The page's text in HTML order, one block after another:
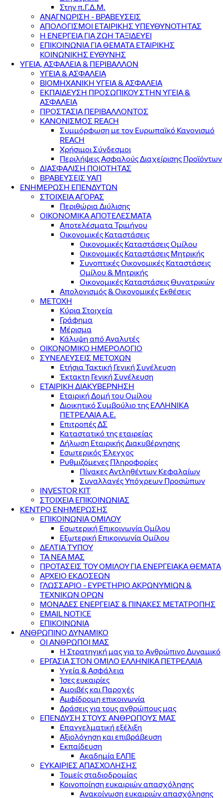
Στην π.Γ.Δ.Μ.
ΑΝΑΓΝΩΡΙΣΗ - ΒΡΑΒΕΥΣΕΙΣ
ΑΠΟΛΟΓΙΣΜΟΙ ΕΤΑΙΡΙΚΗΣ ΥΠΕΥΘΥΝΟΤΗΤΑΣ
Η ΕΝΕΡΓΕΙΑ ΓΙΑ ΖΩΗ ΤΑΞΙΔΕΥΕΙ
ΕΠΙΚΟΙΝΩΝΙΑ ΓΙΑ ΘΕΜΑΤΑ ΕΤΑΙΡΙΚΗΣ
ΚΟΙΝΩΝΙΚΗΣ ΕΥΘΥΝΗΣ
ΥΓΕΙΑ, ΑΣΦΑΛΕΙΑ & ΠΕΡΙΒΑΛΛΟΝ
ΥΓΕΙΑ & ΑΣΦΑΛΕΙΑ
ΒΙΟΜΗΧΑΝΙΚΗ ΥΓΕΙΑ & ΑΣΦΑΛΕΙΑ
ΕΚΠΑΙΔΕΥΣΗ ΠΡΟΣΩΠΙΚΟΥ ΣΤΗΝ ΥΓΕΙΑ &
ΑΣΦΑΛΕΙΑ
ΠΡΟΣΤΑΣΙΑ ΠΕΡΙΒΑΛΛΟΝΤΟΣ
ΚΑΝΟΝΙΣΜΟΣ REACH
Συμμόρφωση με τον Ευρωπαϊκό Κανονισμό
REACH
Χρήσιμοι Σύνδεσμοι
Περιλήψεις Ασφαλούς Διαχείρισης Προϊόντων
ΔΙΑΣΦΑΛΙΣΗ ΠΟΙΟΤΗΤΑΣ
ΒΡΑΒΕΥΣΕΙΣ ΥΑΠ
ΕΝΗΜΕΡΩΣΗ ΕΠΕΝΔΥΤΩΝ
ΣΤΟΙΧΕΙΑ ΑΓΟΡΑΣ
Περιθώρια Διύλισης
ΟΙΚΟΝΟΜΙΚΑ ΑΠΟΤΕΛΕΣΜΑΤΑ
Αποτελέσματα Τριμήνου
Οικονομικές Καταστάσεις
Οικονομικές Καταστάσεις Ομίλου
Οικονομικές Καταστάσεις Μητρικής
Συνοπτικές Οικονομικές Καταστάσεις
Ομίλου & Μητρικής
Οικονομικές Καταστάσεις Θυγατρικών
Απολογισμός & Οικονομικές Εκθέσεις
ΜΕΤΟΧΗ
Κύρια Στοιχεία
Γράφημα
Μέρισμα
Κάλυψη από Αναλυτές
ΟΙΚΟΝΟΜΙΚΟ ΗΜΕΡΟΛΟΓΙΟ
ΣΥΝΕΛΕΥΣΕΙΣ ΜΕΤΟΧΩΝ
Ετήσια Τακτική Γενική Συνέλευση
Έκτακτη Γενική Συνέλευση
ΕΤΑΙΡΙΚΗ ΔΙΑΚΥΒΕΡΝΗΣΗ
Εταιρική Δομή του Ομίλου
Διοικητικό Συμβούλιο της ΕΛΛΗΝΙΚΑ
ΠΕΤΡΕΛΑΙΑ Α.Ε.
Επιτροπές ΔΣ
Καταστατικό της εταιρείας
Δήλωση Εταιρικής Διακυβέρνησης
Εσωτερικός Έλεγχος
Ρυθμιζόμενες Πληροφορίες
Πίνακες Αντληθέντων Κεφαλαίων
Συναλλαγές Υπόχρεων Προσώπων
INVESTOR KIT
ΣΤΟΙΧΕΙΑ ΕΠΙΚΟΙΝΩΝΙΑΣ
ΚΕΝΤΡΟ ΕΝΗΜΕΡΩΣΗΣ
ΕΠΙΚΟΙΝΩΝΙΑ ΟΜΙΛΟΥ
Εσωτερική Επικοινωνία Ομίλου
Εξωτερική Επικοινωνία Ομίλου
ΔΕΛΤΙΑ ΤΥΠΟΥ
ΤΑ ΝΕΑ ΜΑΣ
ΠΡΟΤΑΣΕΙΣ ΤΟΥ ΟΜΙΛΟΥ ΓΙΑ ΕΝΕΡΓΕΙΑΚΑ ΘΕΜΑΤΑ
ΑΡΧΕΙΟ ΕΚΔΟΣΕΩΝ
ΓΛΩΣΣΑΡΙΟ - ΕΥΡΕΤΗΡΙΟ ΑΚΡΩΝΥΜΙΩΝ &
ΤΕΧΝΙΚΩΝ ΟΡΩΝ
ΜΟΝΑΔΕΣ ΕΝΕΡΓΕΙΑΣ & ΠΙΝΑΚΕΣ ΜΕΤΑΤΡΟΠΗΣ
EMAIL NOTICE
ΕΠΙΚΟΙΝΩΝΙΑ
ΑΝΘΡΩΠΙΝΟ ΔΥΝΑΜΙΚΟ
ΟΙ ΑΝΘΡΩΠΟΙ ΜΑΣ
Η Στρατηγική μας για το Ανθρώπινο Δυναμικό
ΕΡΓΑΣΙΑ ΣΤΟΝ ΟΜΙΛΟ ΕΛΛΗΝΙΚΑ ΠΕΤΡΕΛΑΙΑ
Υγεία & Ασφάλεια
Ίσες ευκαιρίες
Αμοιβές και Παροχές
Αμφίδρομη επικοινωνία
Δράσεις για τους ανθρώπους μας
ΕΠΕΝΔΥΣΗ ΣΤΟΥΣ ΑΝΘΡΩΠΟΥΣ ΜΑΣ
Επαγγελματική εξέλιξη
Αξιολόγηση και επιβράβευση
Εκπαίδευση
Ακαδημία ΕΛΠΕ
ΕΥΚΑΙΡΙΕΣ ΑΠΑΣΧΟΛΗΣΗΣ
Τομείς σταδιοδρομίας
Κοινοποίηση ευκαιριών απασχόλησης
Ανακοίνωση ευκαιριών απασχόλησης